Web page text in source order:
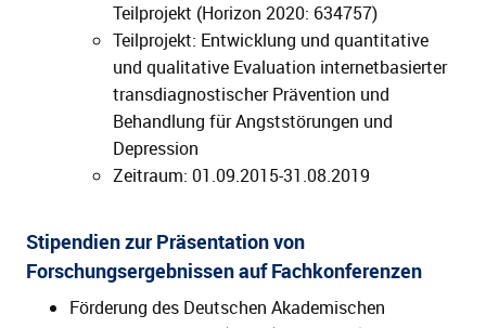
Teilprojekt (Horizon 2020: 634757)
Teilprojekt: Entwicklung und quantitative
und qualitative Evaluation internetbasierter
transdiagnostischer Prävention und
Behandlung für Angststörungen und
Depression
Zeitraum: 01.09.2015-31.08.2019
Stipendien zur Präsentation von
Forschungsergebnissen auf Fachkonferenzen
Förderung des Deutschen Akademischen